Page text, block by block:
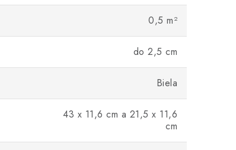
0,5 m²
do 2,5 cm
Biela
43 x 11,6 cm a 21,5 x 11,6
cm